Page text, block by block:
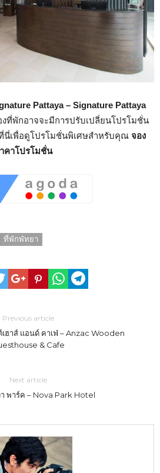
Pattaya – Signature Pattaya
งที่พักอาจจะมีการปรับเปลี่ยนโปรโมชั่น
นี่เพื่อดูโปรโมชั่นพิเศษสำหรับคุณ จอง
คาโปรโมชั่น
ที่พักพัทยา
Previous article
ฮาส์ แอนด์ คาเฟ่ – Anzac Wooden
& Cafe
Next article
พาร์ค – Nova Park Hotel